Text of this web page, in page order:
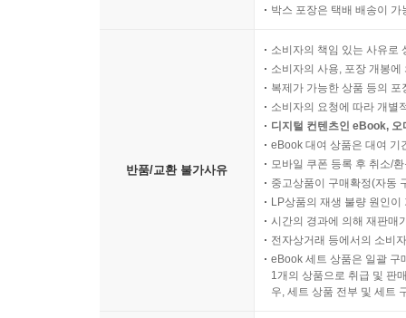
박스 포장은 택배 배송이
반품/교환 불가사유
소비자의 책임 있는 사유로
소비자의 사용, 포장 개봉
복제가 가능한 상품 등의
소비자의 요청에 따라 개별
디지털 컨텐츠인 eBook,
eBook 대여 상품은 대여 기
모바일 쿠폰 등록 후 취소/
중고상품이 구매확정(자동
LP상품의 재생 불량 원인
시간의 경과에 의해 재판매
전자상거래 등에서의 소비
eBook 세트 상품은 일괄 구
1개의 상품으로 취급 및 판
우, 세트 상품 전부 및 세트